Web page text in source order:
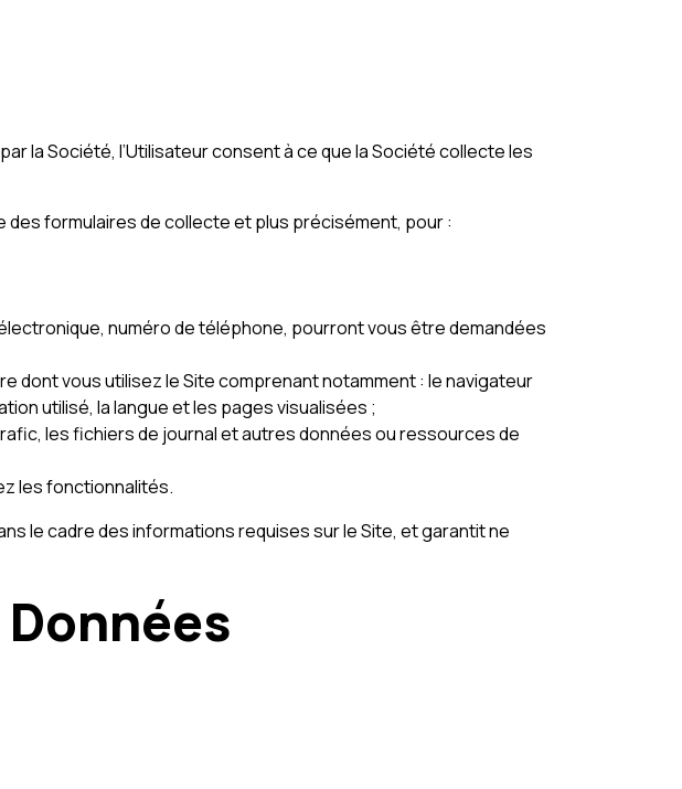
la Société, l’Utilisateur consent à ce que la Société collecte les
des formulaires de collecte et plus précisément, pour :
numéro de téléphone, pourront vous être demandées
dont vous utilisez le Site comprenant notamment : le navigateur
utilisé, la langue et les pages visualisées ;
les fichiers de journal et autres données ou ressources de
les fonctionnalités.
le cadre des informations requises sur le Site, et garantit ne